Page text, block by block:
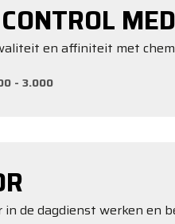
en affiniteit met
- 3.000
de dagdienst werken en